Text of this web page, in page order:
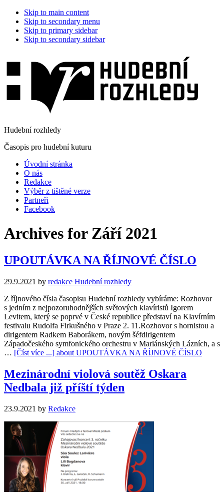
Skip to main content
Skip to secondary menu
Skip to primary sidebar
Skip to secondary sidebar
Hudební rozhledy
Časopis pro hudební kuturu
Úvodní stránka
O nás
Redakce
Výběr z tištěné verze
Partneři
Facebook
Archives for Září 2021
UPOUTÁVKA NA ŘÍJNOVÉ ČÍSLO
29.9.2021 by redakce Hudební rozhledy
Z říjnového čísla časopisu Hudební rozhledy vybíráme: Rozhovor
s jedním z nejpozoruhodnějších světových klavíristů Igorem
Levitem, který se poprvé v České republice představí na Klavírním
festivalu Rudolfa Firkušného v Praze 2. 11.Rozhovor s hornistou a
dirigentem Radkem Baborákem, novým šéfdirigentem
Západočeského symfonického orchestru v Mariánských Láz­ních, a s
… [Číst více ...] about UPOUTÁVKA NA ŘÍJNOVÉ ČÍSLO
Mezinárodní violová soutěž Oskara
Nedbala již příští týden
23.9.2021 by Redakce